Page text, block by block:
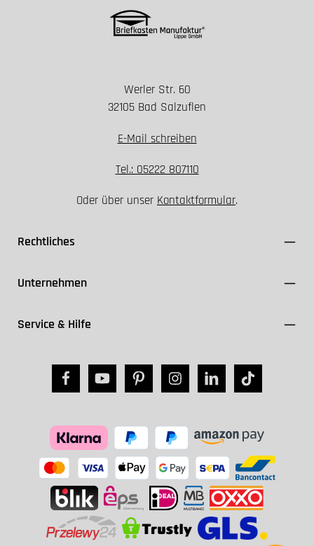
Werler Str. 60
32105 Bad Salzuflen
E-Mail schreiben
Tel.: 05222 807110
Oder über unser Kontaktformular.
Rechtliches
Unternehmen
Service & Hilfe